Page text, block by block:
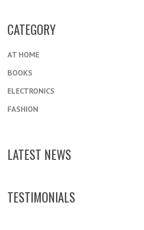
CATEGORY
AT HOME
BOOKS
ELECTRONICS
FASHION
LATEST NEWS
TESTIMONIALS